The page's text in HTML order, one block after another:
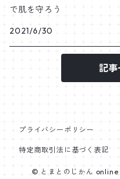
で肌を守ろう
2021/6/30
記事
プライバシーポリシー
特定商取引法に基づく表記
© とまとのじかん online